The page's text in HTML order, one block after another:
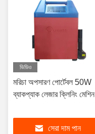
ভিডিও
মরিচা অপসারণ পোর্টেবল 50W
ব্যাকপ্যাক লেজার ক্লিনিং মেশিন
সেরা দাম পান